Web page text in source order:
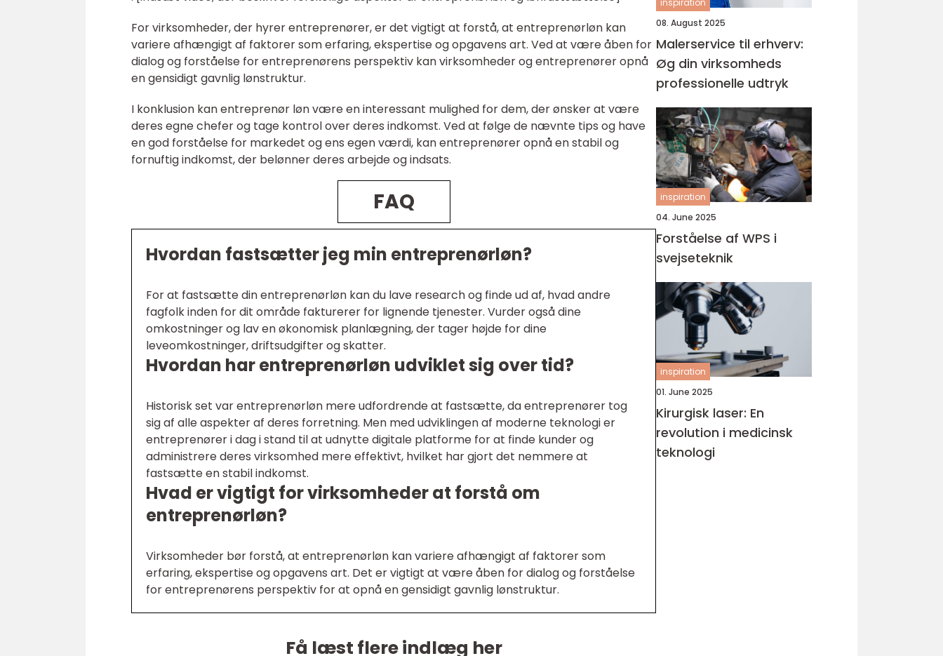
For virksomheder, der hyrer entreprenører, er det vigtigt at forstå, at entreprenørløn kan
variere afhængigt af faktorer som erfaring, ekspertise og opgavens art. Ved at være åben for
dialog og forståelse for entreprenørens perspektiv kan virksomheder og entreprenører opnå
en gensidigt gavnlig lønstruktur.
I konklusion kan entreprenør løn være en interessant mulighed for dem, der ønsker at være
deres egne chefer og tage kontrol over deres indkomst. Ved at følge de nævnte tips og have
en god forståelse for markedet og ens egen værdi, kan entreprenører opnå en stabil og
fornuftig indkomst, der belønner deres arbejde og indsats.
FAQ
Hvordan fastsætter jeg min entreprenørløn?
For at fastsætte din entreprenørløn kan du lave research og finde ud af, hvad andre
fagfolk inden for dit område fakturerer for lignende tjenester. Vurder også dine
omkostninger og lav en økonomisk planlægning, der tager højde for dine
leveomkostninger, driftsudgifter og skatter.
Hvordan har entreprenørløn udviklet sig over tid?
Historisk set var entreprenørløn mere udfordrende at fastsætte, da entreprenører tog
sig af alle aspekter af deres forretning. Men med udviklingen af moderne teknologi er
entreprenører i dag i stand til at udnytte digitale platforme for at finde kunder og
administrere deres virksomhed mere effektivt, hvilket har gjort det nemmere at
fastsætte en stabil indkomst.
Hvad er vigtigt for virksomheder at forstå om
entreprenørløn?
Virksomheder bør forstå, at entreprenørløn kan variere afhængigt af faktorer som
erfaring, ekspertise og opgavens art. Det er vigtigt at være åben for dialog og forståelse
for entreprenørens perspektiv for at opnå en gensidigt gavnlig lønstruktur.
Få læst flere indlæg her
inspiration
08. August 2025
Malerservice til erhverv:
Øg din virksomheds
professionelle udtryk
inspiration
04. June 2025
Forståelse af WPS i
svejseteknik
inspiration
01. June 2025
Kirurgisk laser: En
revolution i medicinsk
teknologi